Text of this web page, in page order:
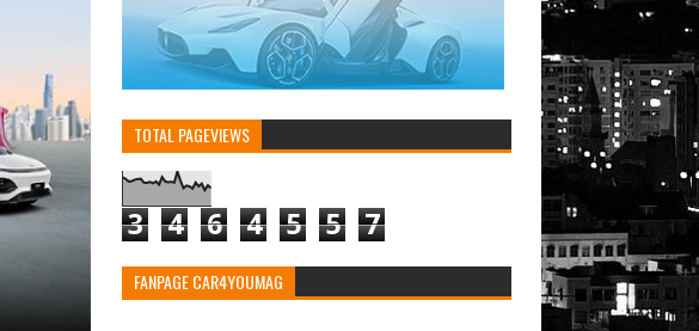
TOTAL PAGEVIEWS
3 4 6 4 5 5 7
FANPAGE CAR4YOUMAG